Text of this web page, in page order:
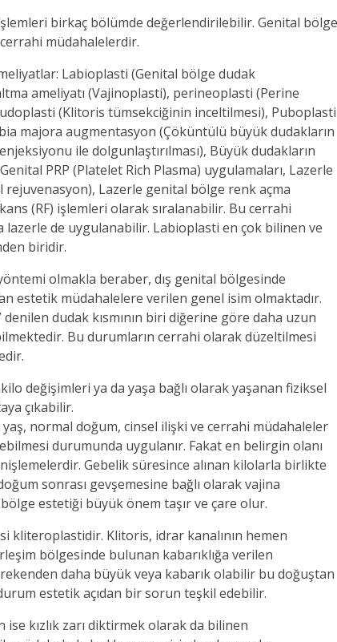
birkaç bölümde değerlendirilebilir. Genital bölge
müdahalelerdir.
Labioplasti (Genital bölge dudak
ameliyatı (Vajinoplasti), perineoplasti (Perine
(Klitoris tümsekciğinin inceltilmesi), Puboplasti
majora augmentasyon (Çöküntülü büyük dudakların
ile dolgunlaştırılması), Büyük dudakların
PRP (Platelet Rich Plasma) uygulamaları, Lazerle
rejuvenasyon), Lazerle genital bölge renk açma
(RF) işlemleri olarak sıralanabilir. Bu cerrahi
lazerle de uygulanabilir. Labioplasti en çok bilinen ve
biridir.
olmakla beraber, dış genital bölgesinde
estetik müdahalelere verilen genel isim olmaktadır.
dudak kısmının biri diğerine göre daha uzun
Bu durumların cerrahi olarak düzeltilmesi
değişimleri ya da yaşa bağlı olarak yaşanan fiziksel
çıkabilir.
normal doğum, cinsel ilişki ve cerrahi müdahaleler
durumunda uygulanır. Fakat en belirgin olanı
Gebelik süresince alınan kilolarla birlikte
sonrası gevşemesine bağlı olarak vajina
estetiği büyük önem taşır ve çare olur.
kliteroplastidir. Klitoris, idrar kanalının hemen
bölgesinde bulunan kabarıklığa verilen
daha büyük veya kabarık olabilir bu doğuştan
estetik açıdan bir sorun teşkil edebilir.
kızlık zarı diktirmek olarak da bilinen